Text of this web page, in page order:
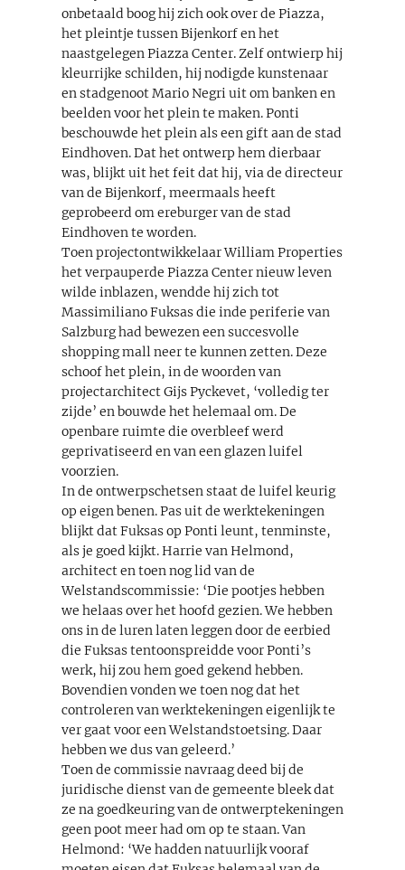
onbetaald boog hij zich ook over de Piazza,
het pleintje tussen Bijenkorf en het
naastgelegen Piazza Center. Zelf ontwierp hij
kleurrijke schilden, hij nodigde kunstenaar
en stadgenoot Mario Negri uit om banken en
beelden voor het plein te maken. Ponti
beschouwde het plein als een gift aan de stad
Eindhoven. Dat het ontwerp hem dierbaar
was, blijkt uit het feit dat hij, via de directeur
van de Bijenkorf, meermaals heeft
geprobeerd om ereburger van de stad
Eindhoven te worden.
Toen projectontwikkelaar William Properties
het verpauperde Piazza Center nieuw leven
wilde inblazen, wendde hij zich tot
Massimiliano Fuksas die inde periferie van
Salzburg had bewezen een succesvolle
shopping mall neer te kunnen zetten. Deze
schoof het plein, in de woorden van
projectarchitect Gijs Pyckevet, ‘volledig ter
zijde’ en bouwde het helemaal om. De
openbare ruimte die overbleef werd
geprivatiseerd en van een glazen luifel
voorzien.
In de ontwerpschetsen staat de luifel keurig
op eigen benen. Pas uit de werktekeningen
blijkt dat Fuksas op Ponti leunt, tenminste,
als je goed kijkt. Harrie van Helmond,
architect en toen nog lid van de
Welstandscommissie: ‘Die pootjes hebben
we helaas over het hoofd gezien. We hebben
ons in de luren laten leggen door de eerbied
die Fuksas tentoonspreidde voor Ponti’s
werk, hij zou hem goed gekend hebben.
Bovendien vonden we toen nog dat het
controleren van werktekeningen eigenlijk te
ver gaat voor een Welstandstoetsing. Daar
hebben we dus van geleerd.’
Toen de commissie navraag deed bij de
juridische dienst van de gemeente bleek dat
ze na goedkeuring van de ontwerptekeningen
geen poot meer had om op te staan. Van
Helmond: ‘We hadden natuurlijk vooraf